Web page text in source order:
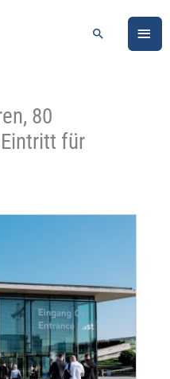
Suchen
80
für